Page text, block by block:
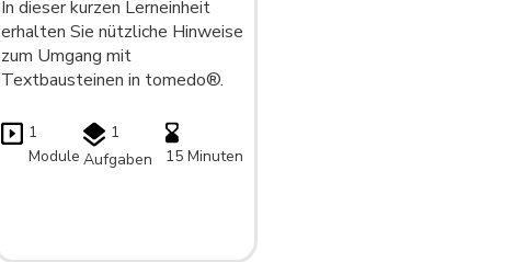
In dieser kurzen Lerneinheit
erhalten Sie nützliche Hinweise
zum Umgang mit
Textbausteinen in tomedo®.
1
Module
1
Aufgaben
15 Minuten